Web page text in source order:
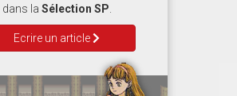
dans la Sélection SP
Ecrire un article